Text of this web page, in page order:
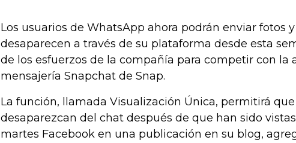
Los usuarios de WhatsApp ahora podrán enviar fotos
desaparecen a través de su plataforma desde esta
de los esfuerzos de la compañía para competir con la
mensajería Snapchat de Snap.
La función, llamada Visualización Única, permitirá
desaparezcan del chat después de que han sido
martes Facebook en una publicación en su blog,